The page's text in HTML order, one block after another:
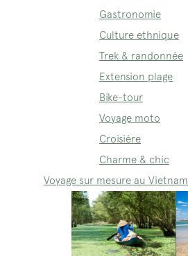
Gastronomie
Culture ethnique
Trek & randonnée
Extension plage
Bike-tour
Voyage moto
Croisière
Charme & chic
Voyage sur mesure au Vietnam